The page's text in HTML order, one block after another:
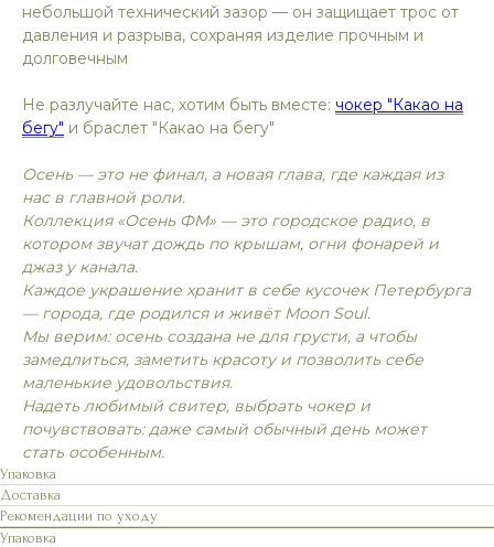
небольшой технический зазор — он защищает трос от
давления и разрыва, сохраняя изделие прочным и
долговечным
Не разлучайте нас, хотим быть вместе: чокер "Какао на
бегу" и браслет "Какао на бегу"
Осень — это не финал, а новая глава, где каждая из
нас в главной роли.
Коллекция «Осень ФМ» — это городское радио, в
котором звучат дождь по крышам, огни фонарей и
джаз у канала.
Каждое украшение хранит в себе кусочек Петербурга
— города, где родился и живёт Moon Soul.
Мы верим: осень создана не для грусти, а чтобы
замедлиться, заметить красоту и позволить себе
маленькие удовольствия.
Надеть любимый свитер, выбрать чокер и
почувствовать: даже самый обычный день может
стать особенным.
Упаковка
Доставка
Рекомендации по уходу
Упаковка